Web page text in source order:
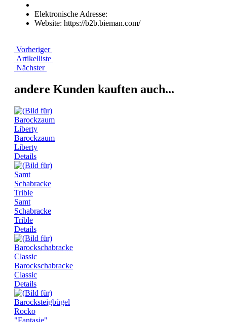
Elektronische Adresse:
Website: https://b2b.bieman.com/
Vorheriger
Artikelliste
Nächster
andere Kunden kauften auch...
Barockzaum
Liberty
Details
Samt
Schabracke
Trible
Details
Barockschabracke
Classic
Details